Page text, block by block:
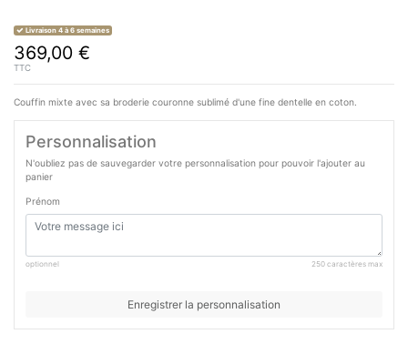
Livraison 4 à 6 semaines
369,00 €
TTC
Couffin mixte avec sa broderie couronne sublimé d'une fine dentelle en coton.
Personnalisation
N'oubliez pas de sauvegarder votre personnalisation pour pouvoir l'ajouter au
panier
Prénom
optionnel 250 caractères max
Enregistrer la personnalisation